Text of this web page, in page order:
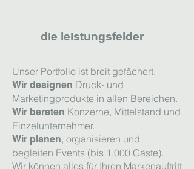
die leistungsfelder
Unser Portfolio ist breit gefächert.
Wir designen Druck- und
Marketingprodukte in allen Bereichen.
Wir beraten Konzerne, Mittelstand und
Einzelunternehmer.
Wir planen, organisieren und
begleiten Events (bis 1.000 Gäste).
Wir können alles für Ihren Markenauftritt